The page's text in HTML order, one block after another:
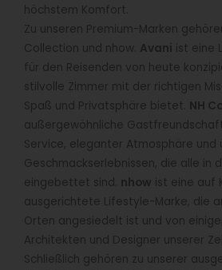
höchstem Komfort.
Zu unseren Premium-Marken
Collection und nhow. Avani ist eine
für den Reisenden von heute
stilvolle Zimmer mit der richtigen
Spaß und Privatsphäre bietet. NH
außergewöhnliche
Service, eleganter Atmosphäre und
Geschmackserlebnissen, die alle in
eingebettet sind. nhow ist eine auf
ausgerichtete Lifestyle-Marke, die
Orten angesiedelt ist und von
Architekten und Designer unserer
Schließlich gehören zu unserer